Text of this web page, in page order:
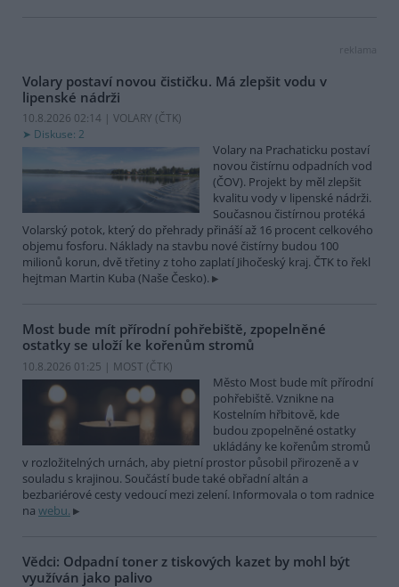
reklama
Volary postaví novou čističku. Má zlepšit vodu v
lipenské nádrži
10.8.2026 02:14 | VOLARY (ČTK)
Diskuse: 2
Volary na Prachaticku postaví
novou čistírnu odpadních vod
(ČOV). Projekt by měl zlepšit
kvalitu vody v lipenské nádrži.
Současnou čistírnou protéká
Volarský potok, který do přehrady přináší až 16 procent celkového
objemu fosforu. Náklady na stavbu nové čistírny budou 100
milionů korun, dvě třetiny z toho zaplatí Jihočeský kraj. ČTK to řekl
hejtman Martin Kuba (Naše Česko).
Most bude mít přírodní pohřebiště, zpopelněné
ostatky se uloží ke kořenům stromů
10.8.2026 01:25 | MOST (ČTK)
Město Most bude mít přírodní
pohřebiště. Vznikne na
Kostelním hřbitově, kde
budou zpopelněné ostatky
ukládány ke kořenům stromů
v rozložitelných urnách, aby pietní prostor působil přirozeně a v
souladu s krajinou. Součástí bude také obřadní altán a
bezbariérové cesty vedoucí mezi zelení. Informovala o tom radnice
na webu.
Vědci: Odpadní toner z tiskových kazet by mohl být
využíván jako palivo